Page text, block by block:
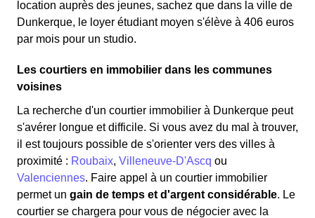
location auprès des jeunes, sachez que dans la ville de
Dunkerque, le loyer étudiant moyen s'élève à 406 euros
par mois pour un studio.
Les courtiers en immobilier dans les communes
voisines
La recherche d'un courtier immobilier à Dunkerque peut
s'avérer longue et difficile. Si vous avez du mal à trouver,
il est toujours possible de s'orienter vers des villes à
proximité : Roubaix, Villeneuve-D'Ascq ou
Valenciennes. Faire appel à un courtier immobilier
permet un gain de temps et d'argent considérable. Le
courtier se chargera pour vous de négocier avec la